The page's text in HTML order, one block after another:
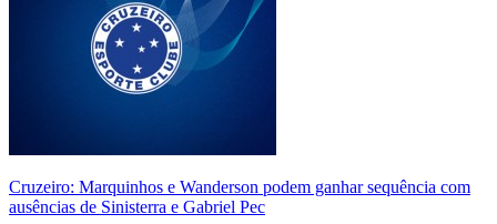
Cruzeiro: Marquinhos e Wanderson podem ganhar sequência com
ausências de Sinisterra e Gabriel Pec